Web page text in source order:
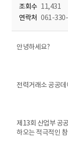
조회수 11,431
연락처 061-
안녕하세요?
전력거래소 공공
제13회 산업부 공
하오는 적극적인